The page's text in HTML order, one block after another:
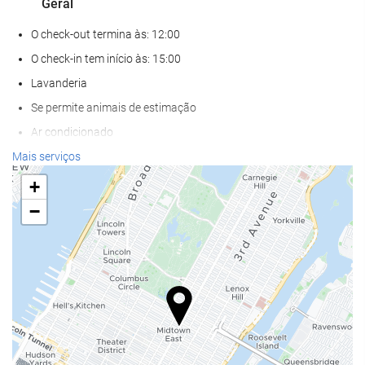
Geral
O check-out termina às: 12:00
O check-in tem início às: 15:00
Lavanderia
Se permite animais de estimação
Ar condicionado
Aquecimento Central
Elevador
Acesso para deficientes fisicos
Quartos para não fumantes
Zona de fumadores
Serviços de receção
Recepção 24 horas
Depósito de bagagens
Mais serviços
+
−